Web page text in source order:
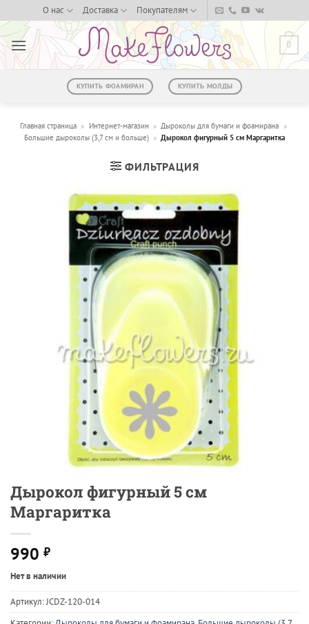
to
content
О нас Доставка Покупателям
0
КУПИТЬ ФОАМИРАН КУПИТЬ МОЛДЫ
Главная страница » Интернет-магазин » Дыроколы для бумаги и фоамирана »
Большие дыроколы (3,7 см и больше) » Дырокол фигурный 5 см Маргаритка
ФИЛЬТРАЦИЯ
Дырокол фигурный 5 см
Маргаритка
990 ₽
Нет в наличии
Артикул:JCDZ-120-014